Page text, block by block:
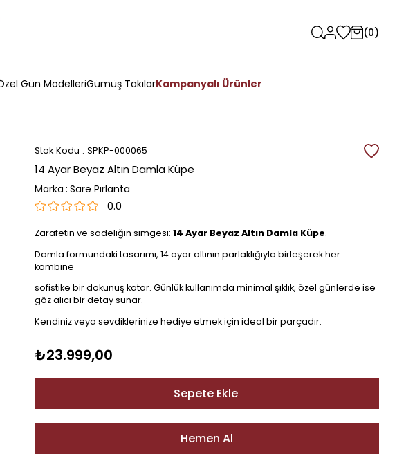
0
Gün ModelleriGümüş TakılarKampanyalı Ürünler
Stok Kodu SPKP-000065
14 Ayar Beyaz Altın Damla Küpe
Marka : Sare Pırlanta
0.0
Zarafetin ve sadeliğin simgesi: 14 Ayar Beyaz Altın Damla Küpe.
Damla formundaki tasarımı, 14 ayar altının parlaklığıyla birleşerek her
kombine
sofistike bir dokunuş katar. Günlük kullanımda minimal şıklık, özel günlerde ise
göz alıcı bir detay sunar.
Kendiniz veya sevdiklerinize hediye etmek için ideal bir parçadır.
₺23.999,00